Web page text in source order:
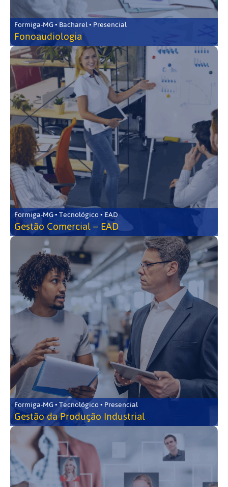
Formiga-MG • Bacharel • Presencial
Fonoaudiologia
Formiga-MG • Tecnológico • EAD
Gestão Comercial – EAD
Formiga-MG • Tecnológico • Presencial
Gestão da Produção Industrial